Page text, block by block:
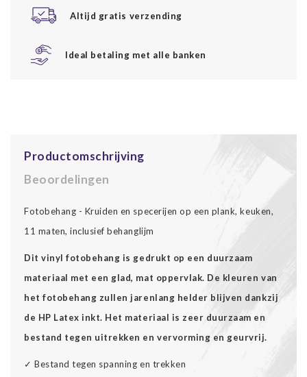
Altijd gratis verzending
Ideal betaling met alle banken
Productomschrijving
Beoordelingen
Fotobehang - Kruiden en specerijen op een plank, keuken,
11 maten, inclusief behanglijm
Dit vinyl fotobehang is gedrukt op een duurzaam
materiaal met een glad, mat oppervlak. De kleuren van
het fotobehang zullen jarenlang helder blijven dankzij
de HP Latex inkt. Het materiaal is zeer duurzaam en
bestand tegen uitrekken en vervorming en geurvrij.
✓ Bestand tegen spanning en trekken